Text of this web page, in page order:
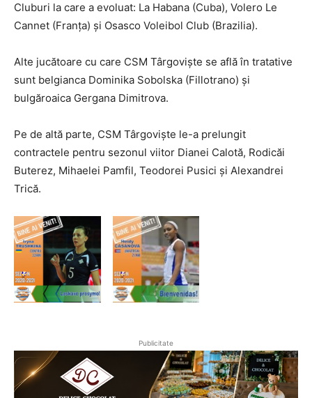
Cluburi la care a evoluat: La Habana (Cuba), Volero Le
Cannet (Franța) și Osasco Voleibol Club (Brazilia).
Alte jucătoare cu care CSM Târgoviște se află în tratative
sunt belgianca Dominika Sobolska (Fillotrano) și
bulgăroaica Gergana Dimitrova.
Pe de altă parte, CSM Târgoviște le-a prelungit
contractele pentru sezonul viitor Dianei Calotă, Rodicăi
Buterez, Mihaelei Pamfil, Teodorei Pusici și Alexandrei
Trică.
Publicitate